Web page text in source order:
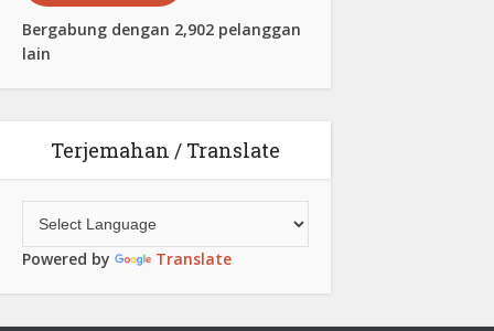
Bergabung dengan 2,902 pelanggan
lain
Terjemahan / Translate
Powered by Translate